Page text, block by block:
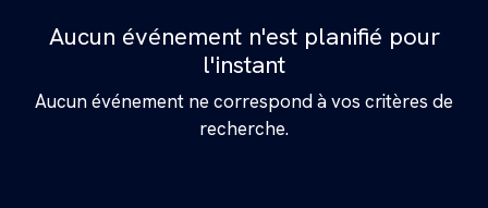
Aucun événement n'est planifié pour
l'instant
Aucun événement ne correspond à vos critères de
recherche.